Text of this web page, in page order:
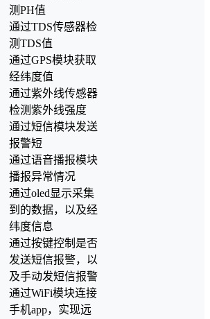
测PH值
通过TDS传感器检
测TDS值
通过GPS模块获取
经纬度值
通过紫外线传感器
检测紫外线强度
通过短信模块发送
报警短
通过语音播报模块
播报异常情况
通过oled显示采集
到的数据，以及经
纬度信息
通过按键控制是否
发送短信报警，以
及手动发短信报警
通过WiFi模块连接
手机app，实现远